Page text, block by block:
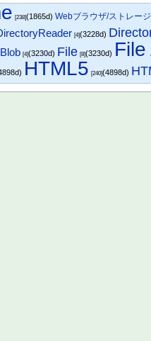
[238](1865d)Webブラウザ/ストレージ
[4](3228d)
Blob [4](3230d) File [8](3230d) File
HTML5 [240](4898d)